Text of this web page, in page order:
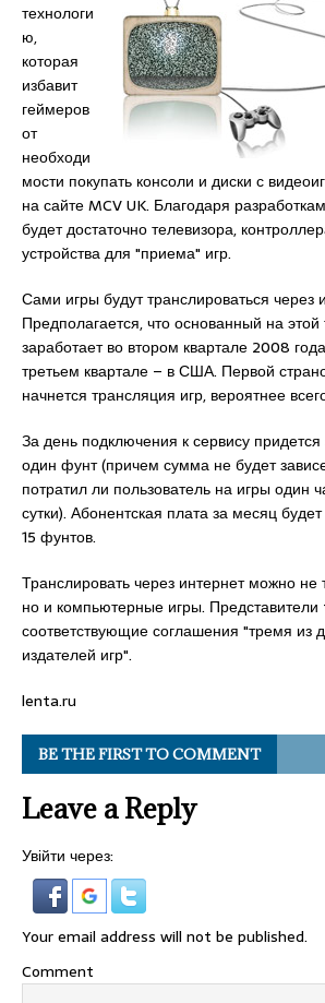
технологи
ю,
которая
избавит
геймеров
от
необходи
мости покупать консоли и диски с
на сайте MCV UK. Благодаря
будет достаточно телевизора,
устройства для "приема" игр.
Сами игры будут транслироваться через
Предполагается, что основанный на этой
заработает во втором квартале 2008
третьем квартале – в США. Первой
начнется трансляция игр, вероятнее
За день подключения к сервису придется
один фунт (причем сумма не будет
потратил ли пользователь на игры один
сутки). Абонентская плата за месяц
15 фунтов.
Транслировать через интернет можно не
но и компьютерные игры.
соответствующие соглашения "тремя из
издателей игр".
lenta.ru
BE THE FIRST TO COMMENT
Leave a Reply
Увійти через:
Your email address will not be published.
Comment